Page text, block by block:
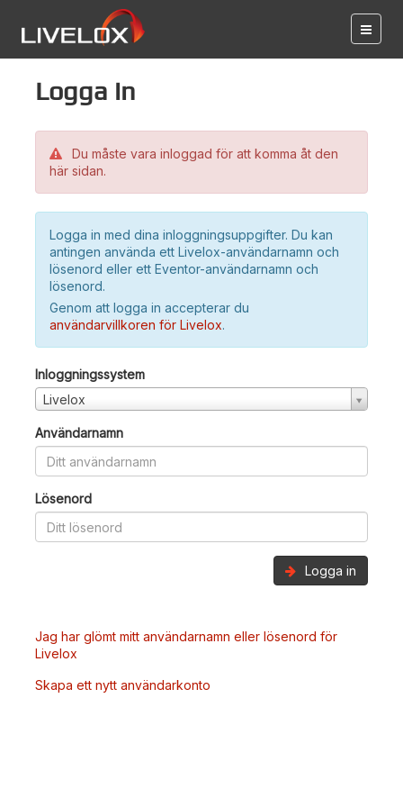
Logga in
Du måste vara inloggad för att komma åt den
här sidan.
Logga in med dina inloggningsuppgifter. Du kan
antingen använda ett Livelox-användarnamn och
lösenord eller ett Eventor-användarnamn och
lösenord.
Genom att logga in accepterar du
användarvillkoren för Livelox.
Inloggningssystem
Livelox
Användarnamn
Lösenord
Logga in
Jag har glömt mitt användarnamn eller lösenord för
Livelox
Skapa ett nytt användarkonto